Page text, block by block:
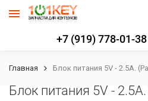
+7 (919) 778-01-38
Главная Блок питания 5V - 2.5A.
Блок питания 5V -